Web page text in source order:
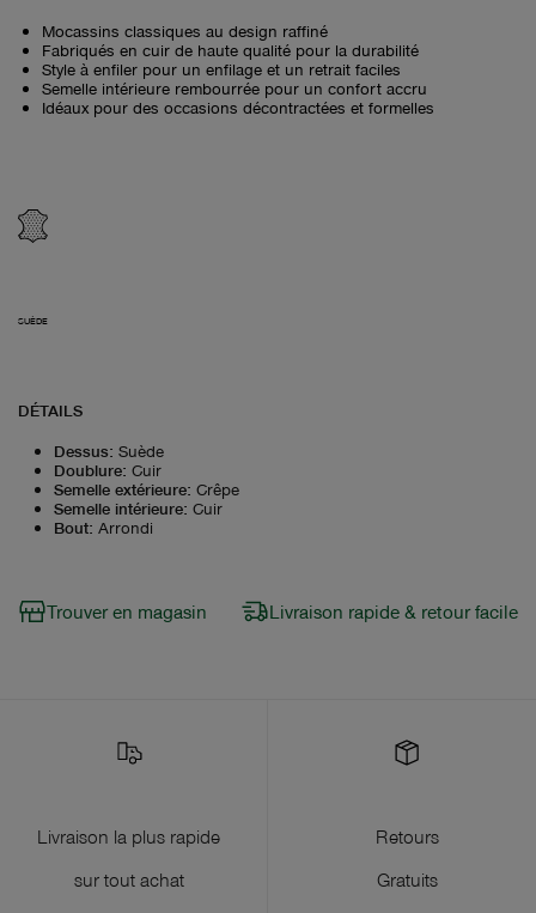
Mocassins classiques au design raffiné
Fabriqués en cuir de haute qualité pour la durabilité
Style à enfiler pour un enfilage et un retrait faciles
Semelle intérieure rembourrée pour un confort accru
Idéaux pour des occasions décontractées et formelles
SUÈDE
DÉTAILS
Dessus: Suède
Doublure: Cuir
Semelle extérieure: Crêpe
Semelle intérieure: Cuir
Bout: Arrondi
Trouver en magasin Livraison rapide & retour facile
Livraison la plus rapide
sur tout achat
Retours
Gratuits